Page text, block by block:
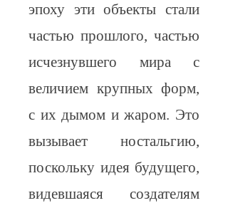
эпоху эти объекты стали
частью прошлого, частью
исчезнувшего мира с
величием крупных форм,
с их дымом и жаром. Это
вызывает ностальгию,
поскольку идея будущего,
видевшаяся создателям